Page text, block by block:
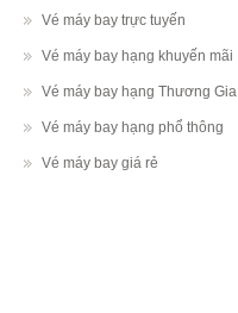
Vé máy bay trực tuyến
Vé máy bay hạng khuyến mãi
Vé máy bay hạng Thương Gia
Vé máy bay hạng phổ thông
Vé máy bay giá rẻ